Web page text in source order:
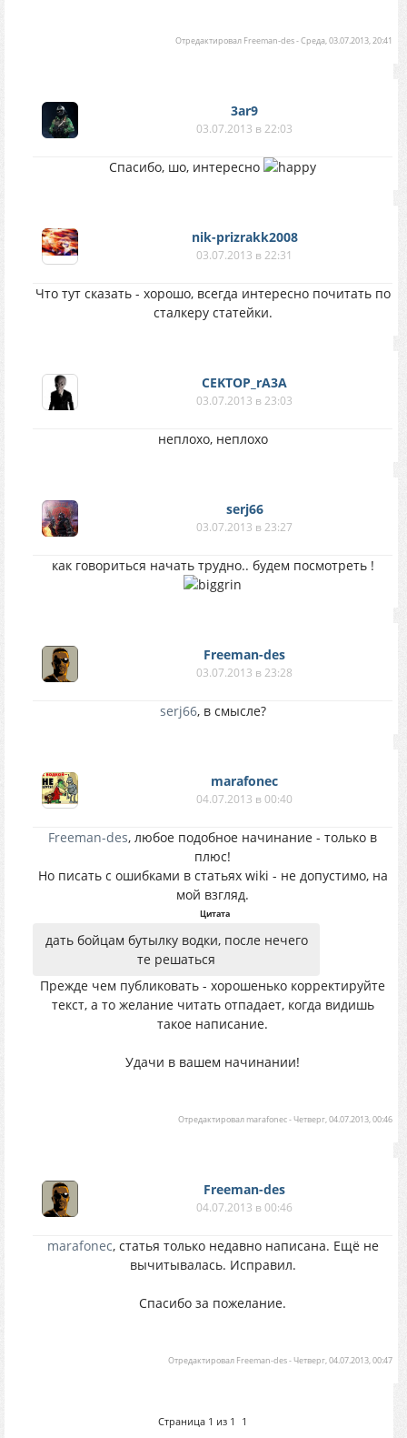
Отредактировал Freeman-des-Среда, 03.07.2013, 20:41
3ar9
03.07.2013 в 22:03
Спасибо, шо, интересно
nik-prizrakk2008
03.07.2013 в 22:31
Что тут сказать - хорошо, всегда интересно почитать по
сталкеру статейки.
CEKTOP_rA3A
03.07.2013 в 23:03
неплохо, неплохо
serj66
03.07.2013 в 23:27
как говориться начать трудно.. будем посмотреть !
Freeman-des
03.07.2013 в 23:28
serj66, в смысле?
marafonec
04.07.2013 в 00:40
Freeman-des, любое подобное начинание - только в
плюс!
Но писать с ошибками в статьях wiki - не допустимо, на
мой взгляд.
Цитата
дать бойцам бутылку водки, после нечего
те решаться
Прежде чем публиковать - хорошенько корректируйте
текст, а то желание читать отпадает, когда видишь
такое написание.
Удачи в вашем начинании!
Отредактировал marafonec-Четверг, 04.07.2013, 00:46
Freeman-des
04.07.2013 в 00:46
marafonec, статья только недавно написана. Ещё не
вычитывалась. Исправил.
Спасибо за пожелание.
Отредактировал Freeman-des-Четверг, 04.07.2013, 00:47
Страница 1 из 1 1